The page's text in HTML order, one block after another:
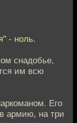
- ноль.
снадобье,
им всю
Его
армию, на три